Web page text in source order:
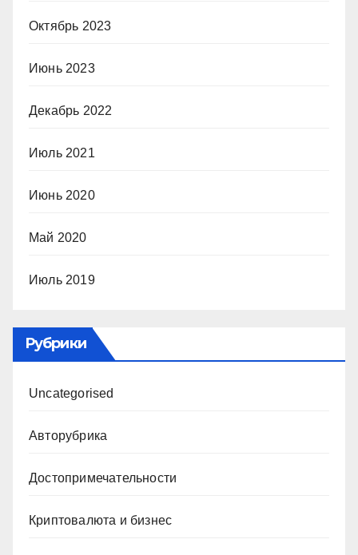
Октябрь 2023
Июнь 2023
Декабрь 2022
Июль 2021
Июнь 2020
Май 2020
Июль 2019
Рубрики
Uncategorised
Авторубрика
Достопримечательности
Криптовалюта и бизнес